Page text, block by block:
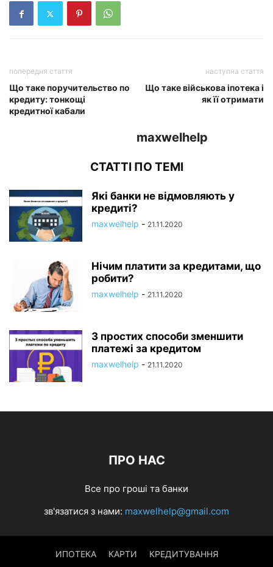
попередня стаття
Що таке поручительство по
кредиту: тонкощі
кредитної кабали
наступна стаття
Що таке військова іпотека і
як її отримати
maxwelhelp
СТАТТІ ПО ТЕМІ
Які банки не відмовляють у
кредиті?
maxwelhelp - 21.11.2020
Нічим платити за кредитами, що
робити?
maxwelhelp - 21.11.2020
3 простих способи зменшити
платежі за кредитом
maxwelhelp - 21.11.2020
ПРО НАС
Все про гроші та банки
зв'язатися з нами: maxwelhelp@gmail.com
ИПОТЕКА КАРТИ КРЕДИТУВАННЯ